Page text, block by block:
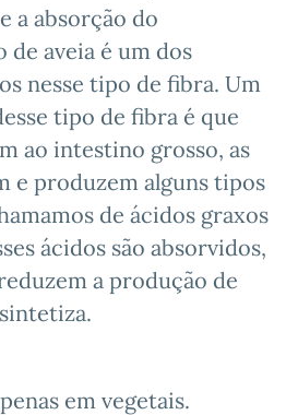
a absorção do
aveia é um dos
nesse tipo de fibra. Um
tipo de fibra é que
ao intestino grosso, as
e produzem alguns tipos
de ácidos graxos
ácidos são absorvidos,
a produção de
em vegetais.